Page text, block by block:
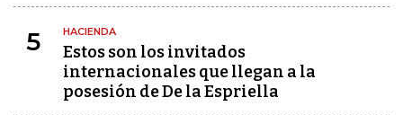
5 HACIENDA
Estos son los invitados
internacionales que llegan a la
posesión de De la Espriella